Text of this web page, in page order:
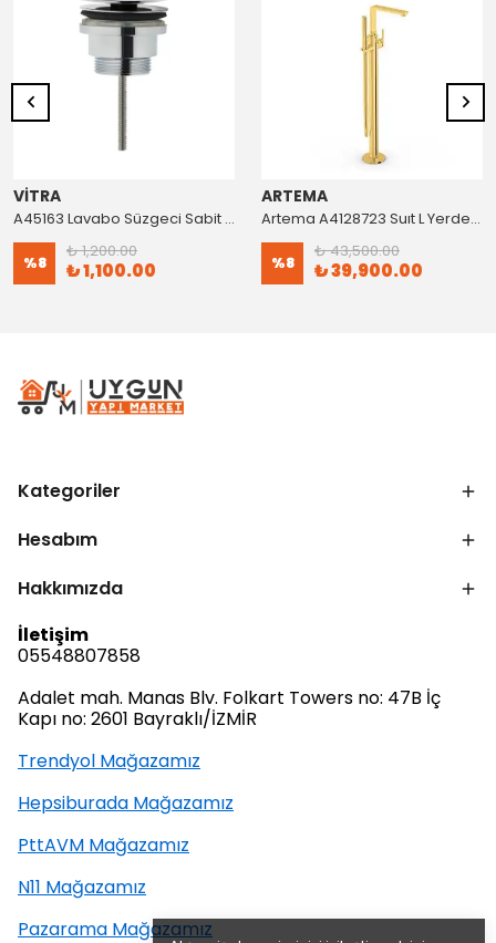
VİTRA
A45163 Lavabo Süzgeci Sabit Krom
%8
₺ 1,200.00
₺ 1,100.00
ARTEMA
Artema A4128723 Suıt L Yerden Küvet Bataryası Altın
%8
₺ 43,500.00
₺ 39,900.00
Kategoriler
Hesabım
Hakkımızda
İletişim
05548807858
Adalet mah. Manas Blv. Folkart Towers no: 47B İç
Kapı no: 2601 Bayraklı/İZMİR
Trendyol Mağazamız
Hepsiburada Mağazamız
PttAVM Mağazamız
N11 Mağazamız
Pazarama Mağazamız